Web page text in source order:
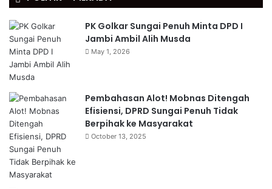
PK Golkar Sungai Penuh Minta DPD I
Jambi Ambil Alih Musda
May 1, 2026
Pembahasan Alot! Mobnas Ditengah
Efisiensi, DPRD Sungai Penuh Tidak
Berpihak ke Masyarakat
October 13, 2025